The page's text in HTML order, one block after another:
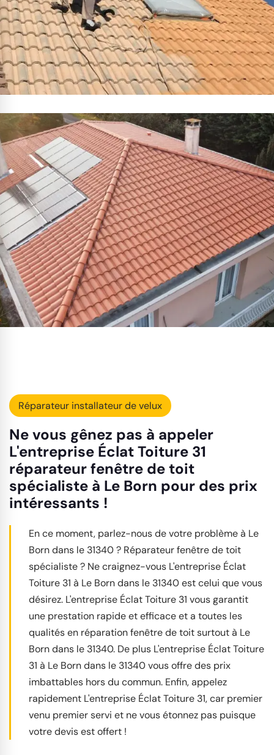
Réparateur installateur de velux
Ne vous gênez pas à appeler
L'entreprise Éclat Toiture 31
réparateur fenêtre de toit
spécialiste à Le Born pour des prix
intéressants !
En ce moment, parlez-nous de votre problème à Le
Born dans le 31340 ? Réparateur fenêtre de toit
spécialiste ? Ne craignez-vous L'entreprise Éclat
Toiture 31 à Le Born dans le 31340 est celui que vous
désirez. L'entreprise Éclat Toiture 31 vous garantit
une prestation rapide et efficace et a toutes les
qualités en réparation fenêtre de toit surtout à Le
Born dans le 31340. De plus L'entreprise Éclat Toiture
31 à Le Born dans le 31340 vous offre des prix
imbattables hors du commun. Enfin, appelez
rapidement L'entreprise Éclat Toiture 31, car premier
venu premier servi et ne vous étonnez pas puisque
votre devis est offert !